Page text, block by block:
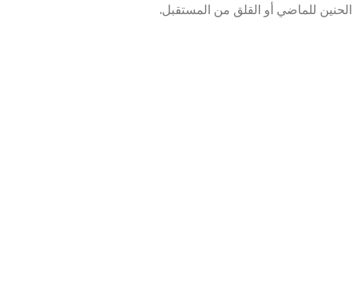
الحنين للماضي أو القلق من المستقبل.